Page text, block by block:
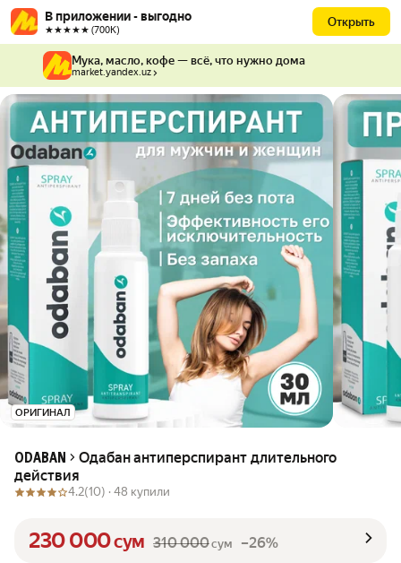
В приложении - выгодно
★★★★★ (700К)
Открыть
Мука, масло, кофе — всё, что нужно дома
market.yandex.uz
ОРИГИНАЛ
ODABAN
Одабан антиперспирант длительного
действия
4.2(10) · 48 купили
230 000сум 310 000сум –26%